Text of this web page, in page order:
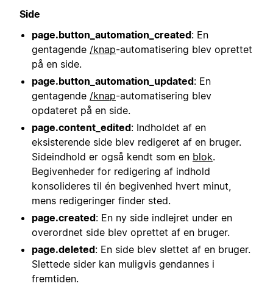
Side
page.button_automation_created: En
gentagende /knap-automatisering blev oprettet
på en side.
page.button_automation_updated: En
gentagende /knap-automatisering blev
opdateret på en side.
page.content_edited: Indholdet af en
eksisterende side blev redigeret af en bruger.
Sideindhold er også kendt som en blok.
Begivenheder for redigering af indhold
konsolideres til én begivenhed hvert minut,
mens redigeringer finder sted.
page.created: En ny side indlejret under en
overordnet side blev oprettet af en bruger.
page.deleted: En side blev slettet af en bruger.
Slettede sider kan muligvis gendannes i
fremtiden.